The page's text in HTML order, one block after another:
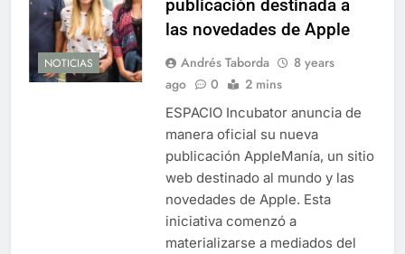
NOTICIAS
publicación destinada a
las novedades de Apple
Andrés Taborda
8 years
ago
0 2 mins
ESPACIO Incubator anuncia de
manera oficial su nueva
publicación AppleManía, un sitio
web destinado al mundo y las
novedades de Apple. Esta
iniciativa comenzó a
materializarse a mediados del